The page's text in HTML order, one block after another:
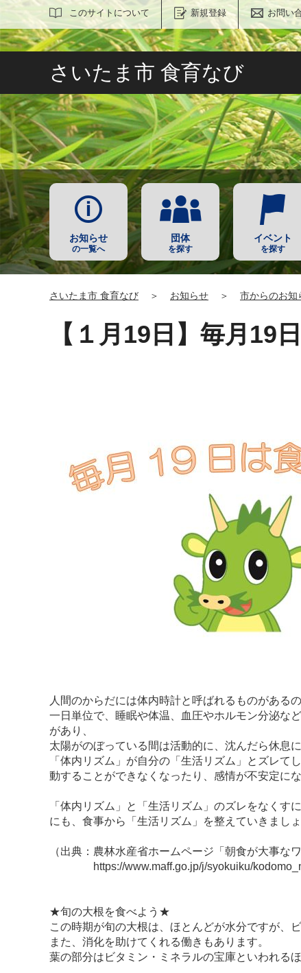
このサイトについて 新規登録 お問い
サイト内検索
さいたま市 食育なび
お知らせ
の一覧へ
団体
を探す
イベント
を探す
さいたま市 食育なび ＞ お知らせ ＞ 市からのお知
【１月19日】毎月19
人間のからだには体内時計と呼ばれるものがある
一日単位で、睡眠や体温、血圧やホルモン分泌な
があり、
太陽がのぼっている間は活動的に、沈んだら休息
「体内リズム」が自分の「生活リズム」とズレ
動することができなくなったり、感情が不安定に
「体内リズム」と「生活リズム」のズレをなく
にも、食事から「生活リズム」を整えていきましょ
（出典：農林水産省ホームページ「朝食が大事なワ
https://www.maff.go.jp/j/syokuiku/
★旬の大根を食べよう★
この時期が旬の大根は、ほとんどが水分ですが、
また、消化を助けてくれる働きもあります。
葉の部分はビタミン・ミネラルの宝庫といわれる